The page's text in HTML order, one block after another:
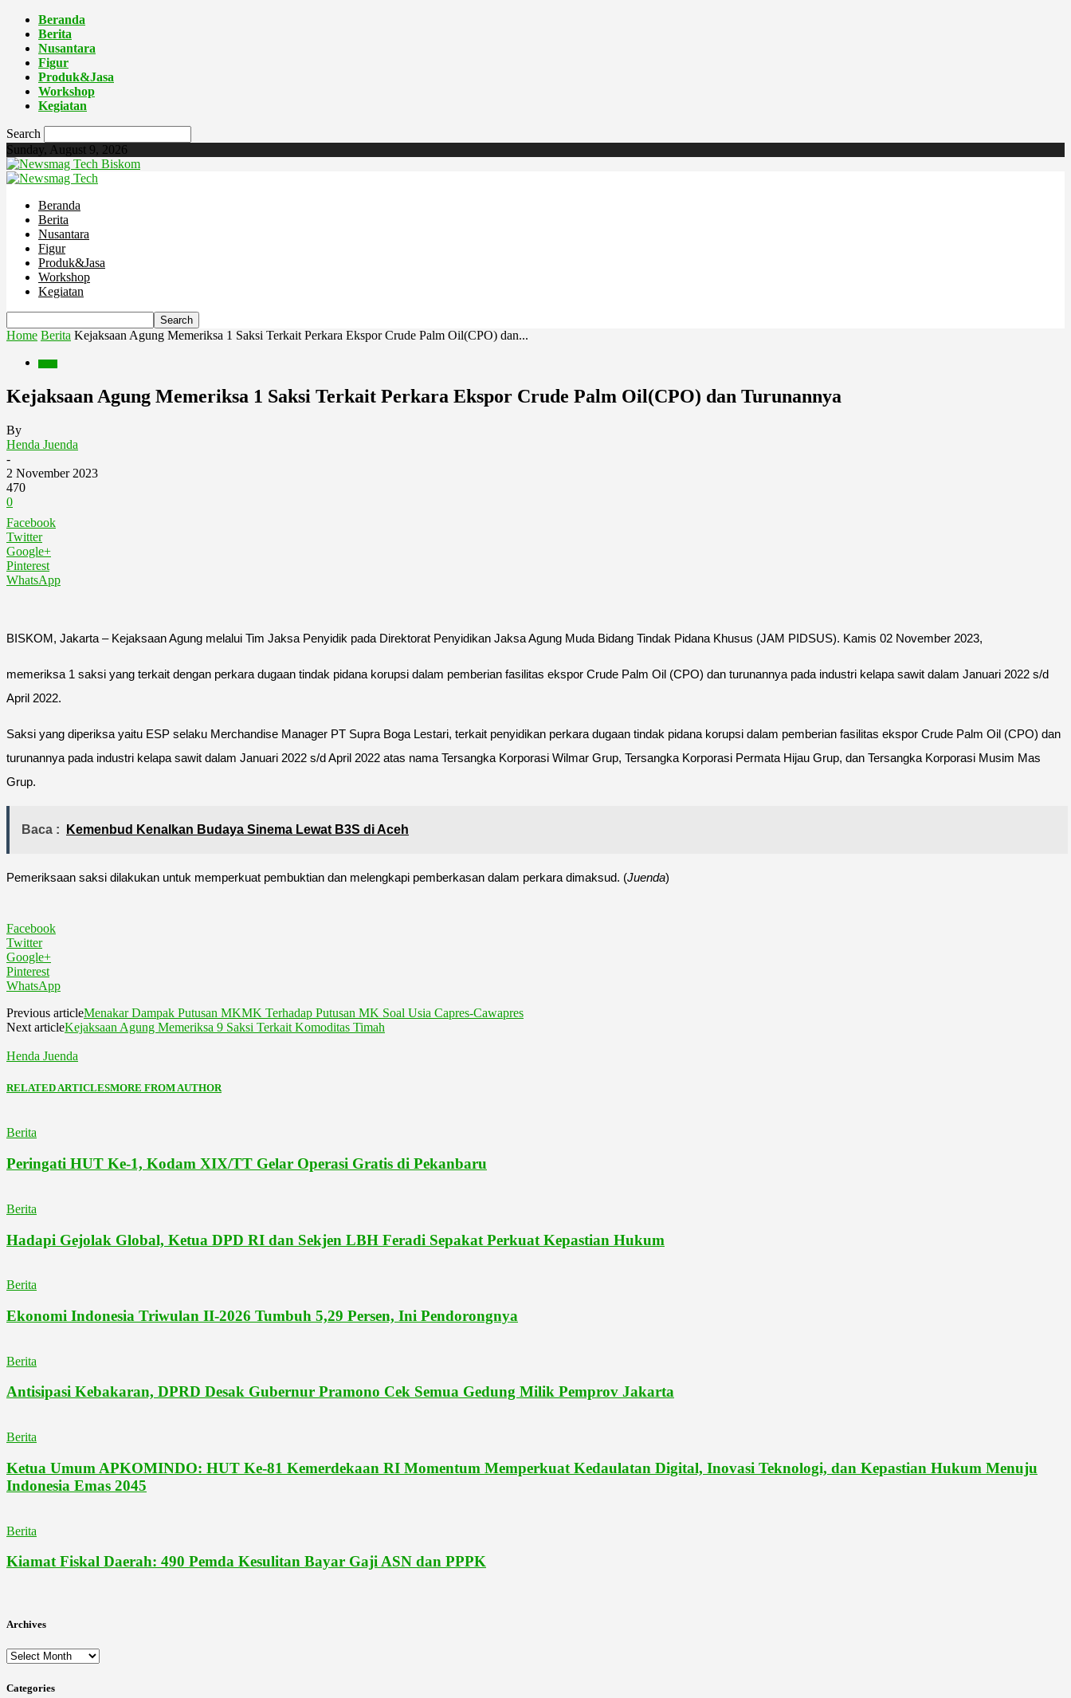
Beranda
Berita
Nusantara
Figur
Produk&Jasa
Workshop
Kegiatan
Search
Sunday, August 9, 2026
Biskom
Beranda
Berita
Nusantara
Figur
Produk&Jasa
Workshop
Kegiatan
Home Berita Kejaksaan Agung Memeriksa 1 Saksi Terkait Perkara Ekspor Crude Palm Oil(CPO) dan...
Kejaksaan Agung Memeriksa 1 Saksi Terkait Perkara Ekspor Crude Palm Oil(CPO) dan Turunannya
By
Henda Juenda
-
2 November 2023
470
0
Facebook
Twitter
Google+
Pinterest
WhatsApp
BISKOM, Jakarta – Kejaksaan Agung melalui Tim Jaksa Penyidik pada Direktorat Penyidikan Jaksa Agung Muda Bidang Tindak Pidana Khusus (JAM PIDSUS). Kamis 02 November 2023,
memeriksa 1 saksi yang terkait dengan perkara dugaan tindak pidana korupsi dalam pemberian fasilitas ekspor Crude Palm Oil (CPO) dan turunannya pada industri kelapa sawit dalam Januari 2022 s/d
April 2022.
Saksi yang diperiksa yaitu ESP selaku Merchandise Manager PT Supra Boga Lestari, terkait penyidikan perkara dugaan tindak pidana korupsi dalam pemberian fasilitas ekspor Crude Palm Oil (CPO) dan
turunannya pada industri kelapa sawit dalam Januari 2022 s/d April 2022 atas nama Tersangka Korporasi Wilmar Grup, Tersangka Korporasi Permata Hijau Grup, dan Tersangka Korporasi Musim Mas
Grup.
Baca : Kemenbud Kenalkan Budaya Sinema Lewat B3S di Aceh
Pemeriksaan saksi dilakukan untuk memperkuat pembuktian dan melengkapi pemberkasan dalam perkara dimaksud. (Juenda)
Facebook
Twitter
Google+
Pinterest
WhatsApp
Previous articleMenakar Dampak Putusan MKMK Terhadap Putusan MK Soal Usia Capres-Cawapres
Next articleKejaksaan Agung Memeriksa 9 Saksi Terkait Komoditas Timah
Henda Juenda
RELATED ARTICLESMORE FROM AUTHOR
Berita
Peringati HUT Ke-1, Kodam XIX/TT Gelar Operasi Gratis di Pekanbaru
Berita
Hadapi Gejolak Global, Ketua DPD RI dan Sekjen LBH Feradi Sepakat Perkuat Kepastian Hukum
Berita
Ekonomi Indonesia Triwulan II-2026 Tumbuh 5,29 Persen, Ini Pendorongnya
Berita
Antisipasi Kebakaran, DPRD Desak Gubernur Pramono Cek Semua Gedung Milik Pemprov Jakarta
Berita
Ketua Umum APKOMINDO: HUT Ke-81 Kemerdekaan RI Momentum Memperkuat Kedaulatan Digital, Inovasi Teknologi, dan Kepastian Hukum Menuju
Indonesia Emas 2045
Berita
Kiamat Fiskal Daerah: 490 Pemda Kesulitan Bayar Gaji ASN dan PPPK
Archives
Archives
Categories